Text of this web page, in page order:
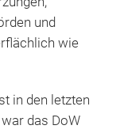
und
wie
in den letzten
das DoW